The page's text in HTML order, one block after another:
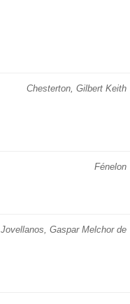
Chesterton, Gilbert Keith
Fénelon
Jovellanos, Gaspar Melchor de